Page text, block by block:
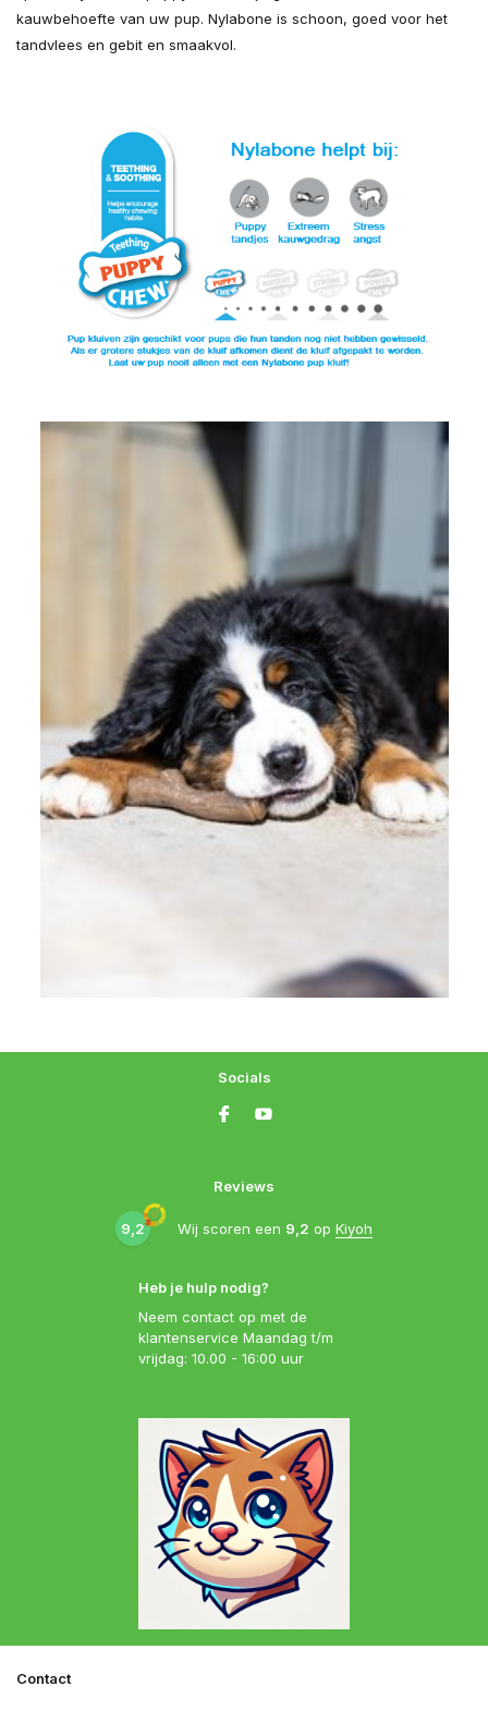
kauwbehoefte van uw pup. Nylabone is schoon, goed voor het
tandvlees en gebit en smaakvol.
Heb je hulp nodig?
Neem contact op met de
klantenservice Maandag t/m
vrijdag: 10.00 - 16:00 uur
Reviews
9,2 Wij scoren een 9,2 op Kiyoh
Socials
Contact